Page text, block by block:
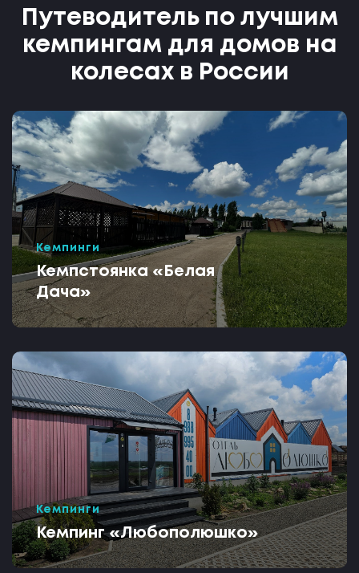
Путеводитель по лучшим
кемпингам для домов на
колесах в России
Кемпинги
Кемпстоянка «Белая
Дача»
Кемпинги
Кемпинг «Любополюшко»